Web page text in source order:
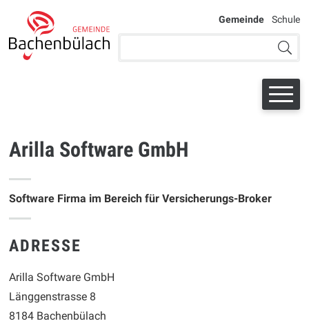
Navigieren bei der Schule
SCHNELLNAVIGATION
WEITERE
Gemeinde Schule
Arilla Software GmbH
Software Firma im Bereich für Versicherungs-Broker
ADRESSE
Arilla Software GmbH
Länggenstrasse 8
8184 Bachenbülach